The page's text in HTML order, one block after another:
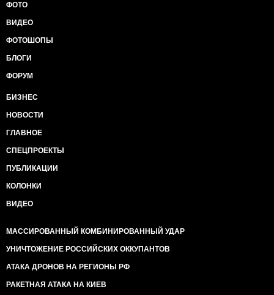
ФОТО
ВИДЕО
ФОТОШОПЫ
БЛОГИ
ФОРУМ
БИЗНЕС
НОВОСТИ
ГЛАВНОЕ
СПЕЦПРОЕКТЫ
ПУБЛИКАЦИИ
КОЛОНКИ
ВИДЕО
МАССИРОВАННЫЙ КОМБИНИРОВАННЫЙ УДАР
УНИЧТОЖЕНИЕ РОССИЙСКИХ ОККУПАНТОВ
АТАКА ДРОНОВ НА РЕГИОНЫ РФ
РАКЕТНАЯ АТАКА НА КИЕВ